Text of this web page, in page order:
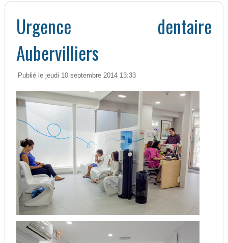
Urgence dentaire
Aubervilliers
Publié le jeudi 10 septembre 2014 13:33